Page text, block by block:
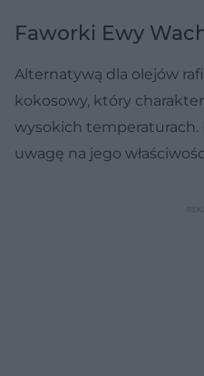
Faworki Ewy
Alternatywą dla olejów
kokosowy, który
wysokich temperaturach.
uwagę na jego